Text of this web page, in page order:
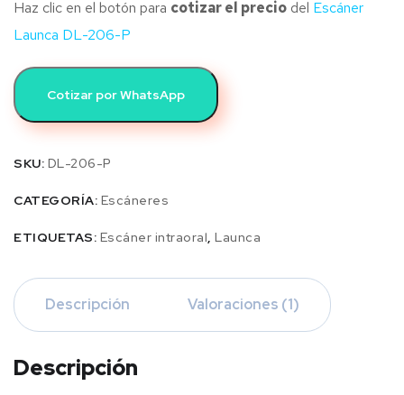
Haz clic en el botón para cotizar el precio del Escáner
Launca DL-206-P
Cotizar por WhatsApp
SKU: DL-206-P
CATEGORÍA: Escáneres
ETIQUETAS: Escáner intraoral, Launca
Descripción Valoraciones (1)
Descripción